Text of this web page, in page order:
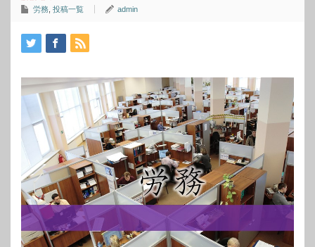
労務 投稿一覧 admin